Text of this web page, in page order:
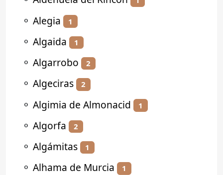
⚬ Alegia 1
⚬ Algaida 1
⚬ Algarrobo 2
⚬ Algeciras 2
⚬ Algimia de Almonacid 1
⚬ Algorfa 2
⚬ Algámitas 1
⚬ Alhama de Murcia 1